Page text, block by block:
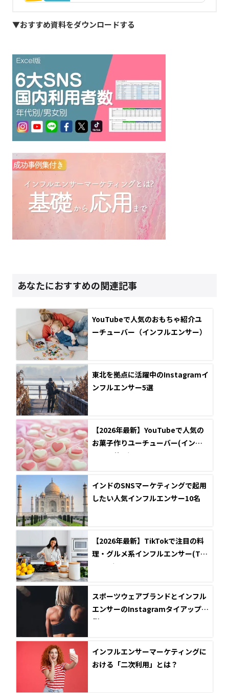
▼おすすめ資料をダウンロードする
あなたにおすすめの関連記事
YouTubeで人気のおもちゃ紹介ユ
ーチューバー（インフルエンサー）
東北を拠点に活躍中のInstagramイ
ンフルエンサー5選
【2026年最新】YouTubeで人気の
お菓子作りユーチューバー(インフ
ルエンサー)
インドのSNSマーケティングで起用
したい人気インフルエンサー10名
【2026年最新】TikTokで注目の料
理・グルメ系インフルエンサー(Tik
Toker)5選
スポーツウェアブランドとインフル
エンサーのInstagramタイアップ事
例5選
インフルエンサーマーケティングに
おける「二次利用」とは？